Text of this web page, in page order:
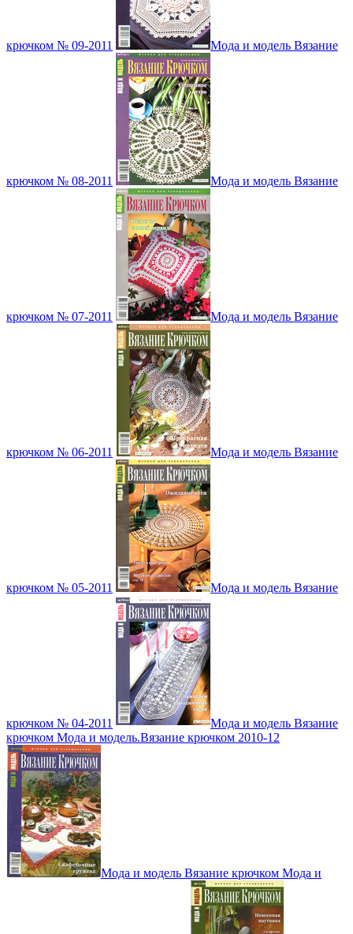
крючком № 09-2011 Мода и модель Вязание
крючком № 08-2011 Мода и модель Вязание
крючком № 07-2011 Мода и модель Вязание
крючком № 06-2011 Мода и модель Вязание
крючком № 05-2011 Мода и модель Вязание
крючком № 04-2011
Мода и модель Вязание
крючком Мода и модель.Вязание крючком 2010-12
Мода и модель Вязание крючком Мода и